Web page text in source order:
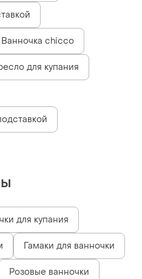
Ванночка chicco
для купания
для купания
Гамаки для ванночки
Розовые ванночки